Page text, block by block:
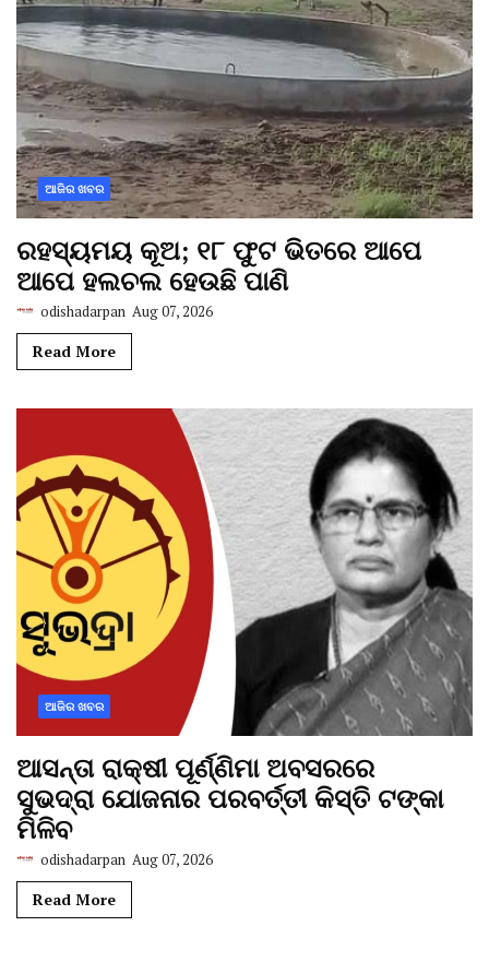
ଆଜିର ଖବର
ରହସ୍ୟମୟ କୂଅ; ୧୮ ଫୁଟ ଭିତରେ ଆପେ
ଆପେ ହଲଚଲ ହେଉଛି ପାଣି
odishadarpan Aug 07, 2026
Read More
ଆଜିର ଖବର
ଆସନ୍ତା ରାକ୍ଷୀ ପୂର୍ଣ୍ଣିମା ଅବସରରେ
ସୁଭଦ୍ରା ଯୋଜନାର ପରବର୍ତ୍ତୀ କିସ୍ତି ଟଙ୍କା
ମିଳିବ
odishadarpan Aug 07, 2026
Read More